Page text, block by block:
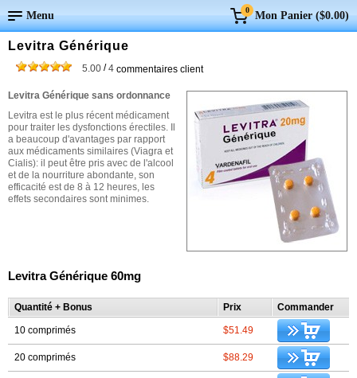
Menu 0 Mon Panier ($0.00)
Levitra Générique
5.00 /4 commentaires client
Levitra Générique sans ordonnance
Levitra est le plus récent médicament
pour traiter les dysfonctions érectiles. Il
a beaucoup d'avantages par rapport
aux médicaments similaires (Viagra et
Cialis): il peut être pris avec de l'alcool
et de la nourriture abondante, son
efficacité est de 8 à 12 heures, les
effets secondaires sont minimes.
Levitra Générique 60mg
Quantité + Bonus Prix Commander
10 comprimés $51.49
20 comprimés $88.29